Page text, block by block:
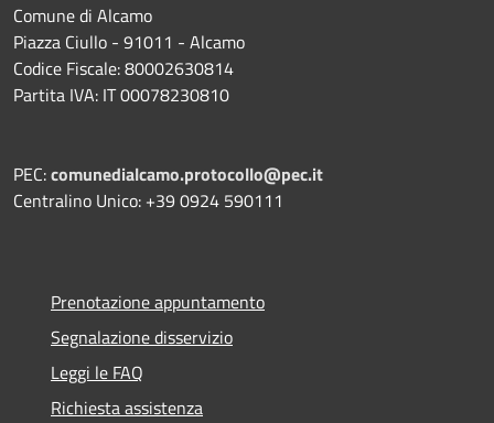
Comune di Alcamo
Piazza Ciullo - 91011 - Alcamo
Codice Fiscale: 80002630814
Partita IVA: IT 00078230810
PEC:comunedialcamo.protocollo@pec.it
Centralino Unico: +39 0924 590111
Prenotazione appuntamento
Segnalazione disservizio
Leggi le FAQ
Richiesta assistenza